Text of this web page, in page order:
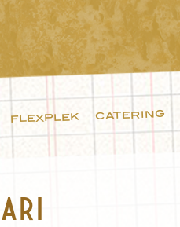
flexplek catering